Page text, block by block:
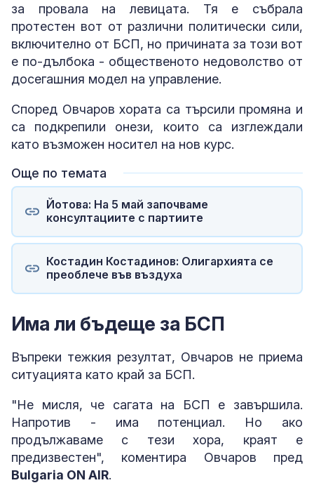
за провала на левицата. Тя е събрала
протестен вот от различни политически сили,
включително от БСП, но причината за този вот
е по-дълбока - общественото недоволство от
досегашния модел на управление.
Според Овчаров хората са търсили промяна и
са подкрепили онези, които са изглеждали
като възможен носител на нов курс.
Още по темата
Йотова: На 5 май започваме
консултациите с партиите
Костадин Костадинов: Олигархията се
преоблече във въздуха
Има ли бъдеще за БСП
Въпреки тежкия резултат, Овчаров не приема
ситуацията като край за БСП.
"Не мисля, че сагата на БСП е завършила.
Напротив - има потенциал. Но ако
продължаваме с тези хора, краят е
предизвестен", коментира Овчаров пред
Bulgaria ON AIR.